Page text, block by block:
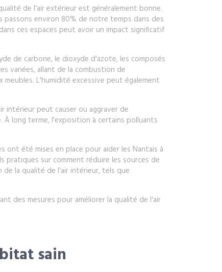
de l'air extérieur est généralement bonne.
environ 80% de notre temps dans des
ces espaces peut avoir un impact significatif
de carbone, le dioxyde d'azote, les composés
variées, allant de la combustion de
L'humidité excessive peut également
intérieur peut causer ou aggraver de
À long terme, l'exposition à certains polluants
ont été mises en place pour aider les Nantais à
pratiques sur comment réduire les sources de
la qualité de l'air intérieur, tels que
des mesures pour améliorer la qualité de l'air
sain